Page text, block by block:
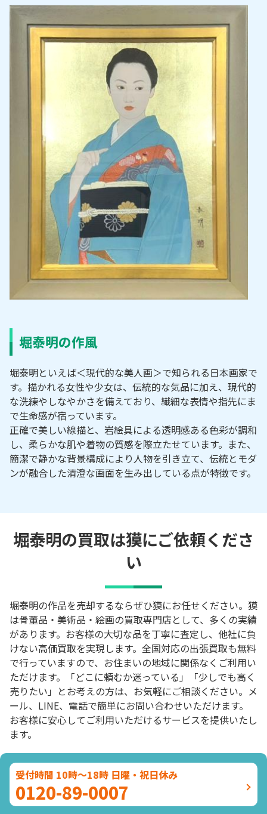
堀泰明の作風
堀泰明といえば＜現代的な美人画＞で知られる日本画家で
す。描かれる女性や少女は、伝統的な気品に加え、現代的
な洗練やしなやかさを備えており、繊細な表情や指先にま
で生命感が宿っています。
正確で美しい線描と、岩絵具による透明感ある色彩が調和
し、柔らかな肌や着物の質感を際立たせています。また、
簡潔で静かな背景構成により人物を引き立て、伝統とモダ
ンが融合した清澄な画面を生み出している点が特徴です。
堀泰明の買取は獏にご依頼くださ
い
堀泰明の作品を売却するならぜひ獏にお任せください。獏
は骨董品・美術品・絵画の買取専門店として、多くの実績
があります。お客様の大切な品を丁寧に査定し、他社に負
けない高価買取を実現します。全国対応の出張買取も無料
で行っていますので、お住まいの地域に関係なくご利用い
ただけます。「どこに頼むか迷っている」「少しでも高く
売りたい」とお考えの方は、お気軽にご相談ください。メ
ール、LINE、電話で簡単にお問い合わせいただけます。
お客様に安心してご利用いただけるサービスを提供いたし
ます。
受付時間 10時～18時 日曜・祝日休み
0120-89-0007